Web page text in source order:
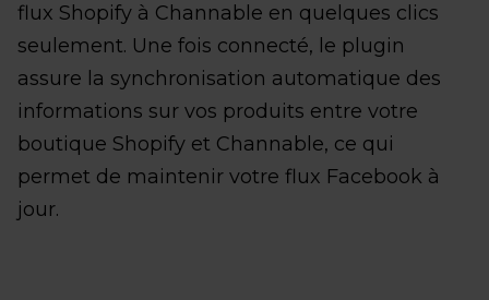
flux Shopify à Channable en quelques clics
seulement. Une fois connecté, le plugin
assure la synchronisation automatique des
informations sur vos produits entre votre
boutique Shopify et Channable, ce qui
permet de maintenir votre flux Facebook à
jour.